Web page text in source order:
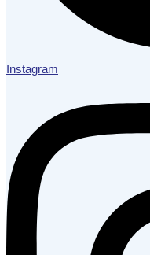
Instagram